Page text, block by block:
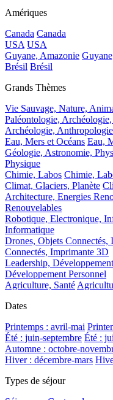
Amériques
Canada Canada
USA USA
Guyane, Amazonie
Brésil Brésil
Grands Thèmes
Vie Sauvage, Nature,
Paléontologie,
Archéologie, Anthropologie
Eau, Mers et Océans Eau,
Géologie, Astronomie,
Physique
Chimie, Labos Chimie,
Climat, Glaciers, Planète
Architecture, Energies
Renouvelables
Robotique, Electronique,
Informatique
Drones, Objets Connectés,
Connectés, Imprimante 3D
Leadership,
Développement Personnel
Agriculture, Santé
Dates
Printemps : avril-mai
Été : juin-septembre Été :
Automne : octobre-
Hiver : décembre-mars
Types de séjour